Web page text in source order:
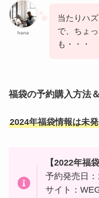
hana
当たりハ
で、ちょ
も・・・
福袋の予約購入方法
2024年福袋情報は未
【2022年福袋
予約発売日
サイト：